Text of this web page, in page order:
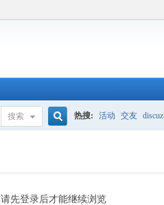
搜索
索
热搜: 活动 交友 discuz
请先登录后才能继续浏览